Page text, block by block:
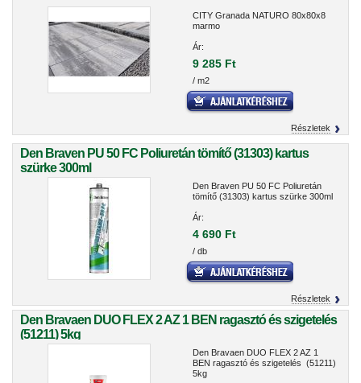
CITY Granada NATURO 80x80x8
marmo
Ár:
9 285 Ft
/ m2
Részletek
Den Braven PU 50 FC Poliuretán tömítő (31303) kartus
szürke 300ml
Den Braven PU 50 FC Poliuretán
tömítő (31303) kartus szürke 300ml
Ár:
4 690 Ft
/ db
Részletek
Den Bravaen DUO FLEX 2 AZ 1 BEN ragasztó és szigetelés
(51211) 5kg
Den Bravaen DUO FLEX 2 AZ 1
BEN ragasztó és szigetelés (51211)
5kg